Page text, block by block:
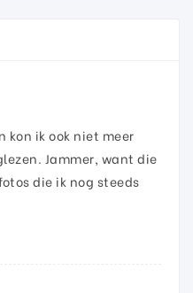
ik ook niet meer
Jammer, want die
die ik nog steeds